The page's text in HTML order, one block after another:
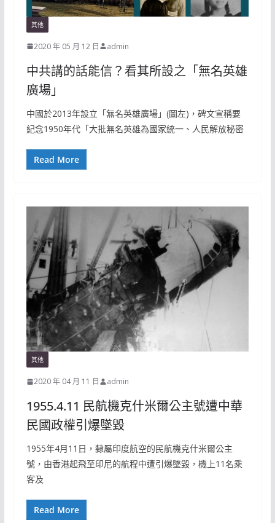
其他
2020 年 05 月 12 日 admin
中共講的話能信？看其所設之「無名英雄
廣場」
中國於2013年設立「無名英雄廣場」(圖左)，碑文宣稱要
紀念1950年代「大批無名英雄為國家統一、人民解放秘密
Read More
其他
2020 年 04 月 11 日 admin
1955.4.11 民航機克什米爾公主號遭中華
民國政權引爆墜毀
1955年4月11日，隸屬印度航空的民航機克什米爾公主
號，由香港起飛至印尼的航程中遭引爆墜毀，機上11名乘
客及
Read More